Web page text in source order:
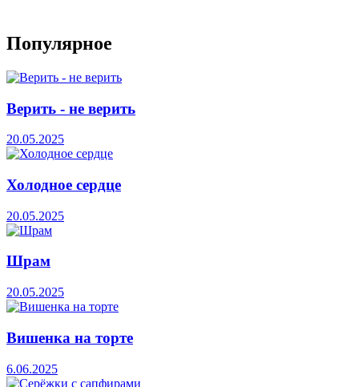
Популярное
Верить - не верить
20.05.2025
Холодное сердце
20.05.2025
Шрам
20.05.2025
Вишенка на торте
6.06.2025